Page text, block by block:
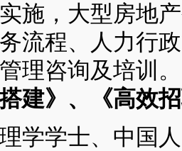
施，大型房地
流程、人力行
理咨询及培训
建》、《高效
理学学士、中国